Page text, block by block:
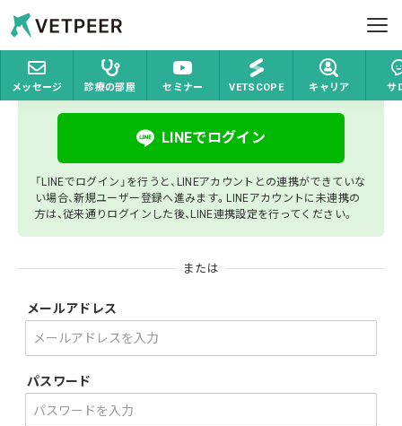
Vetpeer 獣医師みんなで作る、情報交換コミュ
お問い合わせ
新規登録
メッセージ 診療の部屋 セミナー VETSCOPE キャリア サ
ホーム ログイン
ログイン
LINEでログイン
「LINEでログイン」を行うと、LINEアカウントとの連携ができていな
い場合、新規ユーザー登録へ進みます。LINEアカウントに未連携の
方は、従来通りログインした後、LINE連携設定を行ってください。
または
メールアドレス
パスワード